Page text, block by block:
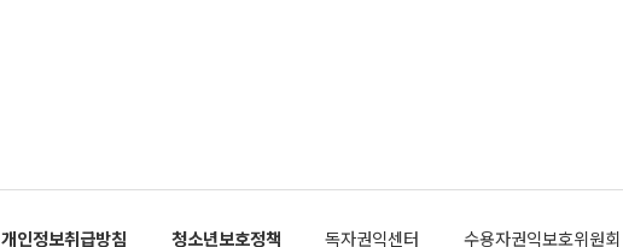
이나 미국은 북한에 선비핵화를 공식적으로 요구한 적이 없기 때문이다. 지
공하는 방식으로 이뤄졌다. 1994년 북·미 제네바 기본합의는 핵시설 동결
개인정보취급방침 청소년보호정책 독자권익센터 수용자권익보호위원회